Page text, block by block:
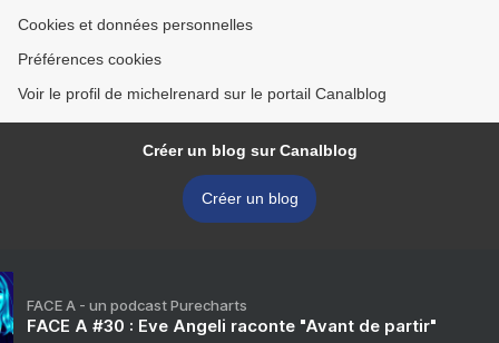
Cookies et données personnelles
Préférences cookies
Voir le profil de michelrenard sur le portail Canalblog
Créer un blog sur Canalblog
Créer un blog
FACE A - un podcast Purecharts
FACE A #30 : Eve Angeli raconte "Avant de partir"